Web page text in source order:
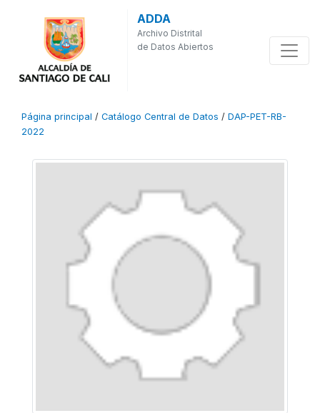
ADDA
Archivo Distrital
de Datos Abiertos
Página principal / Catálogo Central de Datos / DAP-PET-RB-
2022